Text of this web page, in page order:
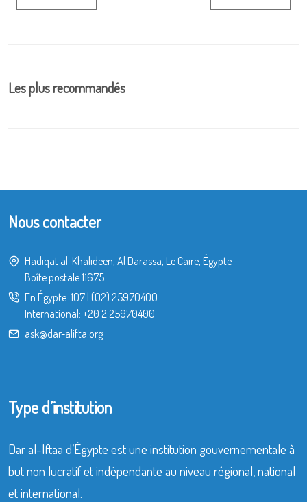
Les plus recommandés
Nous contacter
Hadiqat al-Khalideen, Al Darassa, Le Caire, Égypte
Boîte postale 11675
En Égypte: 107| (02) 25970400
International: +20 2 25970400
ask@dar-alifta.org
Type d’institution
Dar al-Iftaa d’Égypte est une institution gouvernementale à
but non lucratif et indépendante au niveau régional, national
et international.